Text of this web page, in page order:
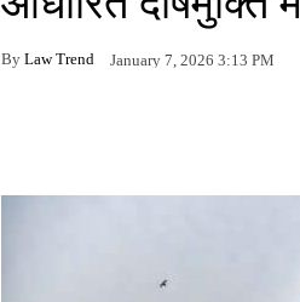
By Law Trend January 7, 2026 3:13 PM